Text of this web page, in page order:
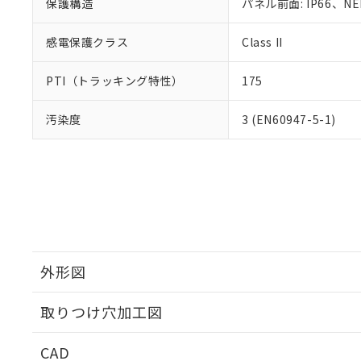
保護構造 パネル前面: IP66、
感電保護クラス Class II
PTI（トラッキング特性） 175
汚染度 3 (EN60947-5-1)
外形図
取りつけ穴加工図
CAD